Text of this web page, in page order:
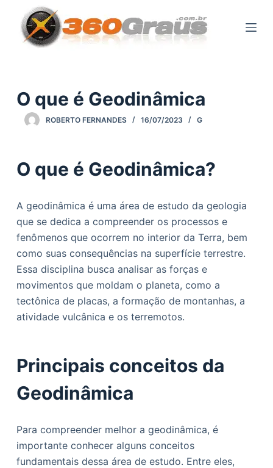
p
c
n
e
ú
d
o
O que é Geodinâmica
ROBERTO FERNANDES 16/07/2023 G
O que é Geodinâmica?
A geodinâmica é uma área de estudo da geologia
que se dedica a compreender os processos e
fenômenos que ocorrem no interior da Terra, bem
como suas consequências na superfície terrestre.
Essa disciplina busca analisar as forças e
movimentos que moldam o planeta, como a
tectônica de placas, a formação de montanhas, a
atividade vulcânica e os terremotos.
Principais conceitos da
Geodinâmica
Para compreender melhor a geodinâmica, é
importante conhecer alguns conceitos
fundamentais dessa área de estudo. Entre eles,